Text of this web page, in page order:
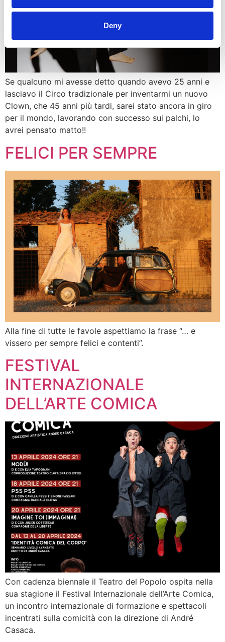
Deny
Se qualcuno mi avesse detto quando avevo 25 anni e
lasciavo il Circo tradizionale per inventarmi un nuovo
Clown, che 45 anni più tardi, sarei stato ancora in giro
per il mondo, lavorando con successo sui palchi, lo
avrei pensato matto!!
FELICI PER SEMPRE
Alla fine di tutte le favole aspettiamo la frase “… e
vissero per sempre felici e contenti”.
FESTIVAL
INTERNAZIONALE
DELL’ARTE COMICA
Con cadenza biennale il Teatro del Popolo ospita nella
sua stagione il Festival Internazionale dell’Arte Comica,
un incontro internazionale di formazione e spettacoli
incentrati sulla comicità con la direzione di André
Casaca.